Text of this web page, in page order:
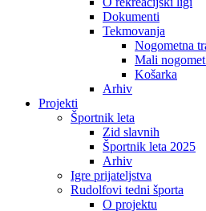
Dokumenti
Tekmovanja
Nogometna
Mali
Košarka
Arhiv
Projekti
Športnik leta
Zid slavnih
Športnik leta 2025
Arhiv
Igre prijateljstva
Rudolfovi tedni športa
O projektu